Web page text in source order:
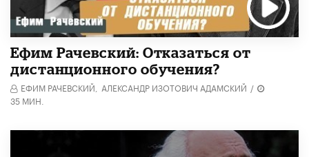
Ефим Рачевский: Отказаться от
дистанционного обучения?
ЕФИМ РАЧЕВСКИЙ, АЛЕКСАНДР ИЗОТОВИЧ АДАМСКИЙ /
35 МИН.